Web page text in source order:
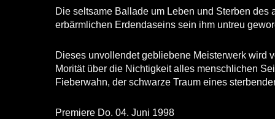
Die seltsame Ballade um Leben und Sterben
erbärmlichen Erdendaseins sein ihm untreu
Dieses unvollendet gebliebene Meisterwerk wird
Morität über die Nichtigkeit alles menschlichen
Fieberwahn, der schwarze Traum eines
Premiere Do. 04. Juni 1998